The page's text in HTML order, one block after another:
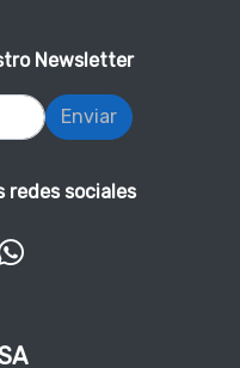
Newsletter
Enviar
redes sociales